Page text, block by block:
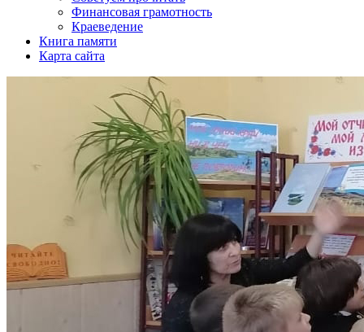
Финансовая грамотность
Краеведение
Книга памяти
Карта сайта